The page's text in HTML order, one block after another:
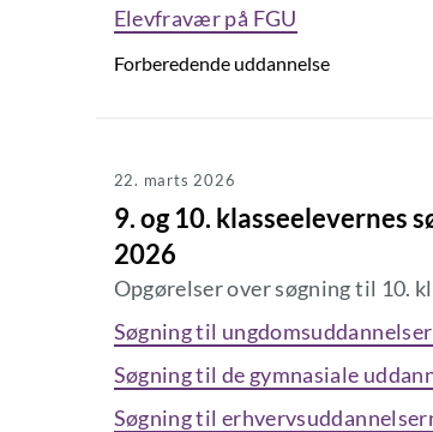
Elevfravær på FGU
Forberedende uddannelse
22. marts 2026
9. og 10. klasseelevernes
2026
Opgørelser over søgning til 10.
Søgning til
Søgning til de gymnasiale
Søgning til